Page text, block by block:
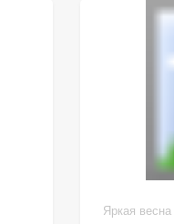
Яркая весна